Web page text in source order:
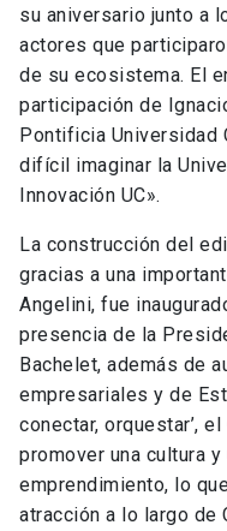
su aniversario junto a
actores que
de su ecosistema. El
participación de
Pontificia Universidad
difícil imaginar la
Innovación UC».
La construcción del
gracias a una
Angelini, fue
presencia de la
Bachelet, además de
empresariales y de
conectar, orquestar’,
promover una cultura
emprendimiento, lo
atracción a lo largo de